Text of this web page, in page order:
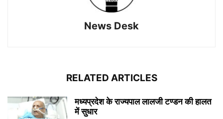
News Desk
RELATED ARTICLES
मध्यप्रदेश के राज्यपाल लालजी टण्डन की हालत
में सुधार